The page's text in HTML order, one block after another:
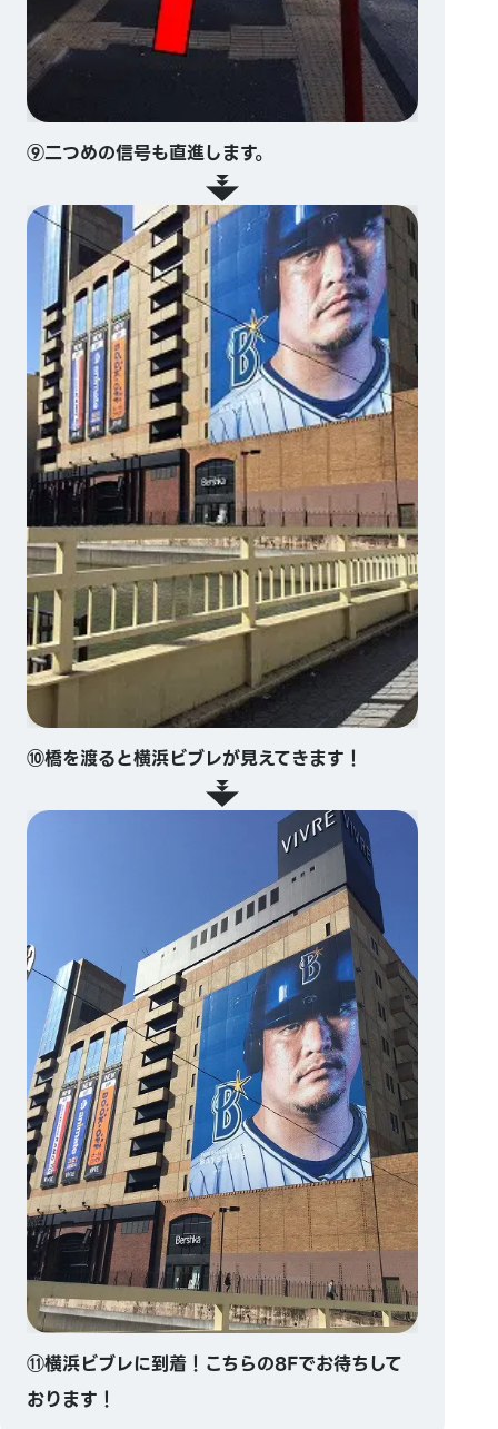
⑨二つめの信号も直進します。
⑩橋を渡ると横浜ビブレが見えてきます！
⑪横浜ビブレに到着！こちらの8Fでお待ちして
おります！